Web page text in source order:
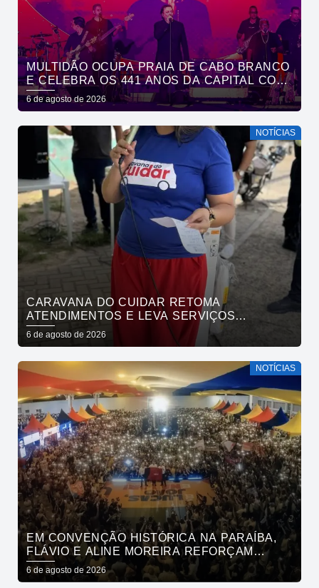
MULTIDÃO OCUPA PRAIA DE CABO BRANCO
E CELEBRA OS 441 ANOS DA CAPITAL COM
SHOWS DE ROUPA NOVA E FÁBIO JR
6 de agosto de 2026
NOTÍCIAS
CARAVANA DO CUIDAR RETOMA
ATENDIMENTOS E LEVA SERVIÇOS
GRATUITOS AO BAIRRO DE OITIZEIRO
NESTA SEXTA-FEIRA
6 de agosto de 2026
NOTÍCIAS
EM CONVENÇÃO HISTÓRICA NA PARAÍBA,
FLÁVIO E ALINE MOREIRA REFORÇAM
APOIO À CONTINUIDADE DO ATUAL
PROJETO POLÍTICO NO ESTADO
6 de agosto de 2026